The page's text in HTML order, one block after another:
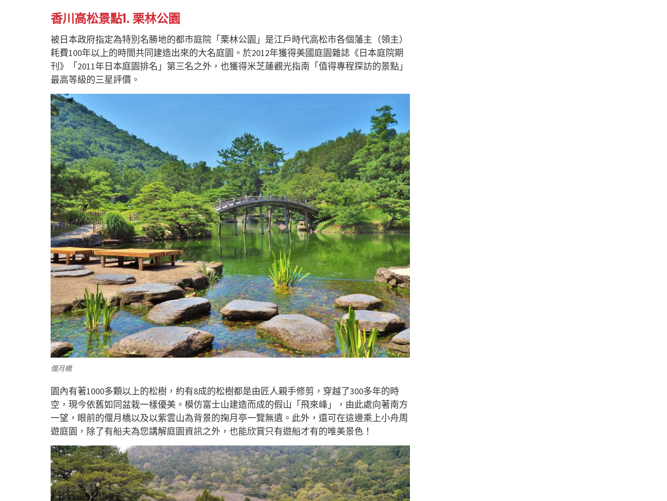
香川高松景點1. 栗林公園
被日本政府指定為特別名勝地的都市庭院「栗林公園」是江戶時代高松市各個藩主（領主）
耗費100年以上的時間共同建造出來的大名庭園。於2012年獲得美國庭園雜誌《日本庭院期
刊》「2011年日本庭園排名」第三名之外，也獲得米芝蓮觀光指南「值得專程探訪的景點」
最高等級的三星評價。
偃月橋
園內有著1000多顆以上的松樹，約有8成的松樹都是由匠人親手修剪，穿越了300多年的時
空，現今依舊如同盆栽一樣優美。模仿富士山建造而成的假山「飛來峰」，由此處向著南方
一望，眼前的偃月橋以及以紫雲山為背景的掬月亭一覽無遺。此外，還可在這邊乘上小舟周
遊庭園，除了有船夫為您講解庭園資訊之外，也能欣賞只有遊船才有的唯美景色！